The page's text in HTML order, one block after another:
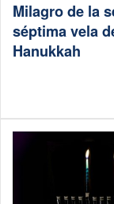
Milagro de la
séptima vela
Hanukkah